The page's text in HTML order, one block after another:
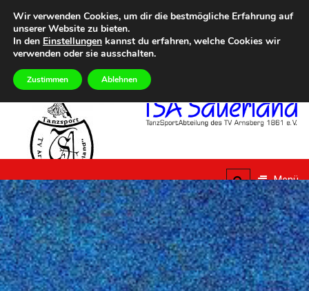
Inhalt
springen
Heute DONNERSTAG, 6TH AUGUST 2026
Eilmeldungen
Dance Special – Urlaub vom Alltag
TSA
Sauerland
TanzSportAbteilung des
TV Arnsberg
Menü
Wir verwenden Cookies, um dir die bestmögliche Erfahrung auf
unserer Website zu bieten.
In den Einstellungen kannst du erfahren, welche Cookies wir
verwenden oder sie ausschalten.
Zustimmen Ablehnen